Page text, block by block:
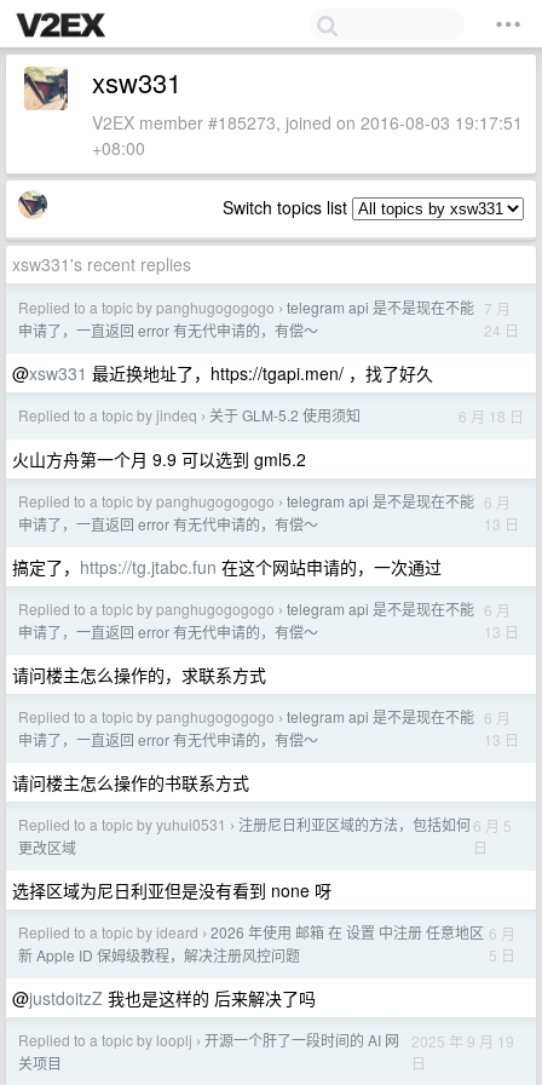
xsw331
V2EX member #185273, joined on 2016-08-03 19:17:51
+08:00
Switch topics list
xsw331's recent replies
Replied to a topic by panghugogogogo › telegram api 是不是现在不能
申请了，一直返回 error 有无代申请的，有偿～
7 月
24 日
@xsw331 最近换地址了，https://tgapi.men/ ，找了好久
Replied to a topic by jindeq › 关于 GLM-5.2 使用须知 6 月 18 日
火山方舟第一个月 9.9 可以选到 gml5.2
Replied to a topic by panghugogogogo › telegram api 是不是现在不能
申请了，一直返回 error 有无代申请的，有偿～
6 月
13 日
搞定了， https://tg.jtabc.fun 在这个网站申请的，一次通过
Replied to a topic by panghugogogogo › telegram api 是不是现在不能
申请了，一直返回 error 有无代申请的，有偿～
6 月
13 日
请问楼主怎么操作的，求联系方式
Replied to a topic by panghugogogogo › telegram api 是不是现在不能
申请了，一直返回 error 有无代申请的，有偿～
6 月
13 日
请问楼主怎么操作的书联系方式
Replied to a topic by yuhui0531 › 注册尼日利亚区域的方法，包括如何
更改区域
6 月 5
日
选择区域为尼日利亚但是没有看到 none 呀
Replied to a topic by ideard › 2026 年使用 邮箱 在 设置 中注册 任意地区
新 Apple ID 保姆级教程，解决注册风控问题
6 月
5 日
@justdoitzZ 我也是这样的 后来解决了吗
Replied to a topic by looplj › 开源一个肝了一段时间的 AI 网
关项目
2025 年 9 月 19
日